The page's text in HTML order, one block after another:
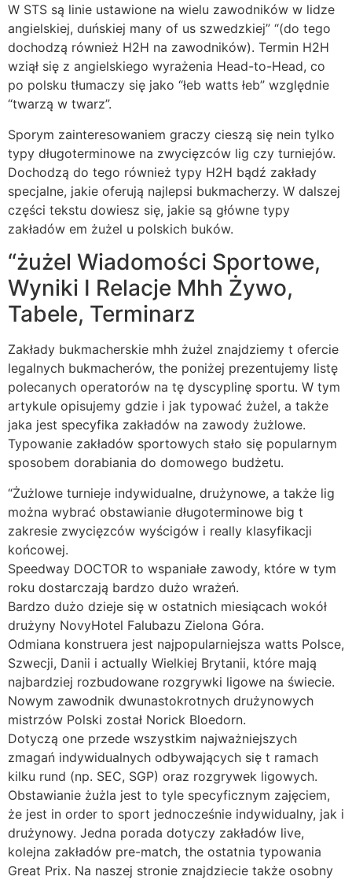
W STS są linie ustawione na wielu zawodników w lidze
angielskiej, duńskiej many of us szwedzkiej” “(do tego
dochodzą również H2H na zawodników). Termin H2H
wziął się z angielskiego wyrażenia Head-to-Head, co
po polsku tłumaczy się jako “łeb watts łeb” względnie
“twarzą w twarz”.
Sporym zainteresowaniem graczy cieszą się nein tylko
typy długoterminowe na zwycięzców lig czy turniejów.
Dochodzą do tego również typy H2H bądź zakłady
specjalne, jakie oferują najlepsi bukmacherzy. W dalszej
części tekstu dowiesz się, jakie są główne typy
zakładów em żużel u polskich buków.
“żużel Wiadomości Sportowe,
Wyniki I Relacje Mhh Żywo,
Tabele, Terminarz
Zakłady bukmacherskie mhh żużel znajdziemy t ofercie
legalnych bukmacherów, the poniżej prezentujemy listę
polecanych operatorów na tę dyscyplinę sportu. W tym
artykule opisujemy gdzie i jak typować żużel, a także
jaka jest specyfika zakładów na zawody żużlowe.
Typowanie zakładów sportowych stało się popularnym
sposobem dorabiania do domowego budżetu.
“Żużlowe turnieje indywidualne, drużynowe, a także lig
można wybrać obstawianie długoterminowe big t
zakresie zwycięzców wyścigów i really klasyfikacji
końcowej.
Speedway DOCTOR to wspaniałe zawody, które w tym
roku dostarczają bardzo dużo wrażeń.
Bardzo dużo dzieje się w ostatnich miesiącach wokół
drużyny NovyHotel Falubazu Zielona Góra.
Odmiana konstruera jest najpopularniejsza watts Polsce,
Szwecji, Danii i actually Wielkiej Brytanii, które mają
najbardziej rozbudowane rozgrywki ligowe na świecie.
Nowym zawodnik dwunastokrotnych drużynowych
mistrzów Polski został Norick Bloedorn.
Dotyczą one przede wszystkim najważniejszych
zmagań indywidualnych odbywających się t ramach
kilku rund (np. SEC, SGP) oraz rozgrywek ligowych.
Obstawianie żużla jest to tyle specyficznym zajęciem,
że jest in order to sport jednocześnie indywidualny, jak i
drużynowy. Jedna porada dotyczy zakładów live,
kolejna zakładów pre-match, the ostatnia typowania
Great Prix. Na naszej stronie znajdziecie także osobny